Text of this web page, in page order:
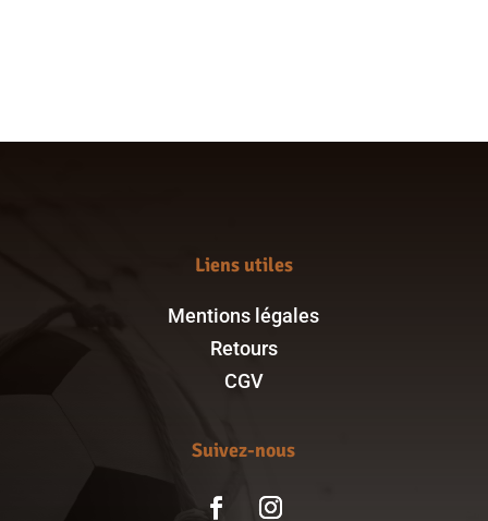
Liens utiles
Mentions légales
Retours
CGV
Suivez-nous